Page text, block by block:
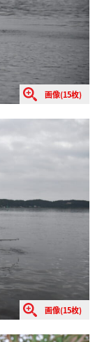
画像(15枚)
画像(15枚)